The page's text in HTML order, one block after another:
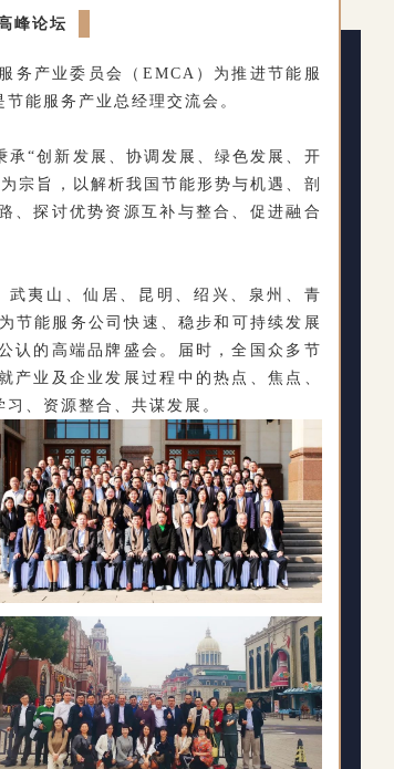
峰论坛
务产业委员会（EMCA）为推进节能服
能服务产业总经理交流会。
“创新发展、协调发展、绿色发展、开
宗旨，以解析我国节能形势与机遇、剖
、探讨优势资源互补与整合、促进融合
夷山、仙居、昆明、绍兴、泉州、青
节能服务公司快速、稳步和可持续发展
认的高端品牌盛会。届时，全国众多节
产业及企业发展过程中的热点、焦点、
、资源整合、共谋发展。